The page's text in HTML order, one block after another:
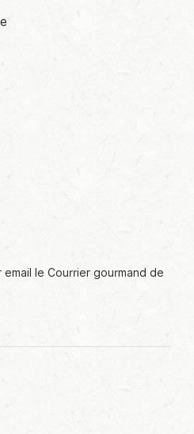
le Courrier gourmand de